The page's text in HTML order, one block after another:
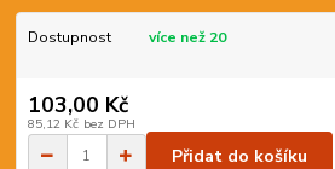
Dostupnost více než 20
103,00 Kč
85,12 Kč bez DPH
Přidat do košíku